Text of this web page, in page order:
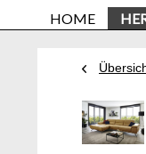
HOME